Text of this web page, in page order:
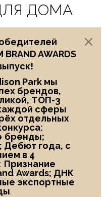
ДОМА
AWARDS
Park мы
брендов,
ТОП-3
сферы
отдельных
бренды;
Дебют года, с
в 4
: Признание
Awards; ДНК
экспортные
.